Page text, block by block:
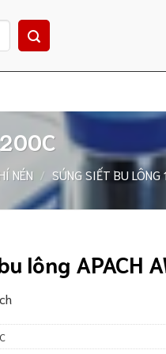
NÉN / SÚNG SIẾT BU LÔNG
lông APACH